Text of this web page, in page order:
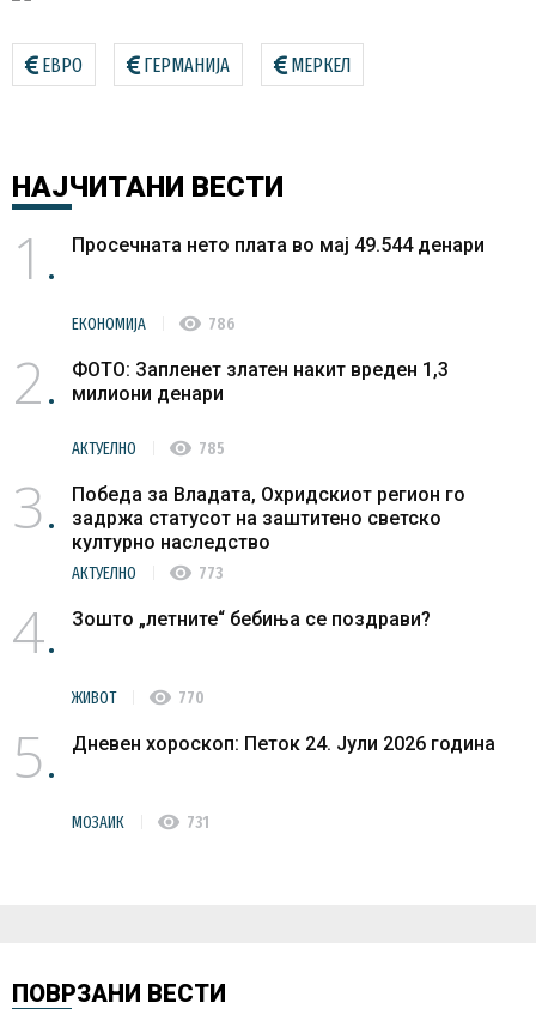
ЕВРО ГЕРМАНИЈА МЕРКЕЛ
НАЈЧИТАНИ ВЕСТИ
1 Просечната нето плата во мај 49.544 денари
ЕКОНОМИЈА visibility 786
2
ФОТО: Запленет златен накит вреден 1,3
милиони денари
АКТУЕЛНО visibility 785
3
Победа за Владата, Охридскиот регион го
задржа статусот на заштитено светско
културно наследство
АКТУЕЛНО visibility 773
4 Зошто „летните“ бебиња се поздрави?
ЖИВОТ visibility 770
5 Дневен хороскоп: Петок 24. Јули 2026 година
МОЗАИК visibility 731
ПОВРЗАНИ ВЕСТИ